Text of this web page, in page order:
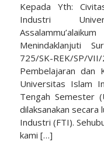
Kepada Yth:
Industri
Menindaklanjuti
725/SK-REK/SP/
Pembelajaran dan
Universitas Islam
Tengah Semester
dilaksanakan secara
Industri (FTI).
kami […]